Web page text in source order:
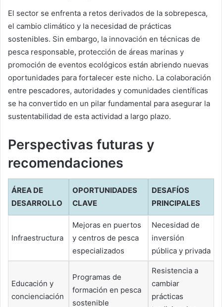
El sector se enfrenta a retos derivados de la sobrepesca,
el cambio climático y la necesidad de prácticas
sostenibles. Sin embargo, la innovación en técnicas de
pesca responsable, protección de áreas marinas y
promoción de eventos ecológicos están abriendo nuevas
oportunidades para fortalecer este nicho. La colaboración
entre pescadores, autoridades y comunidades científicas
se ha convertido en un pilar fundamental para asegurar la
sustentabilidad de esta actividad a largo plazo.
Perspectivas futuras y
recomendaciones
ÁREA DE
DESARROLLO
OPORTUNIDADES
CLAVE
DESAFÍOS
PRINCIPALES
Infraestructura
Mejoras en puertos
y centros de pesca
especializados
Necesidad de
inversión
pública y privada
Educación y
concienciación
Programas de
formación en pesca
sostenible
Resistencia a
cambiar
prácticas